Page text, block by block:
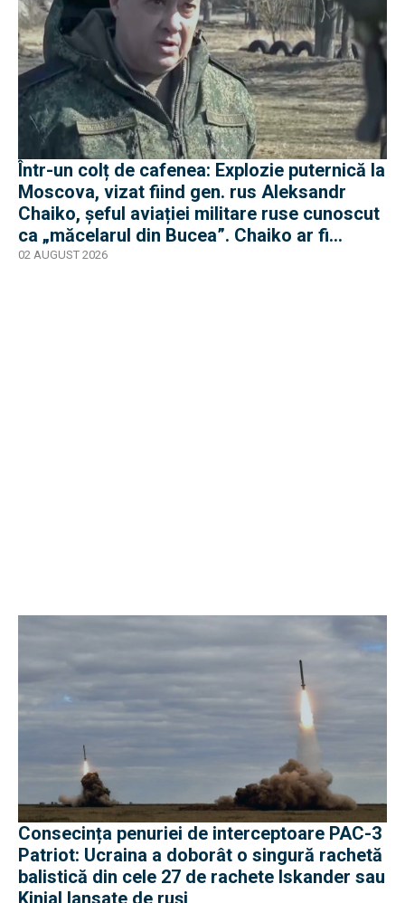
Într-un colț de cafenea: Explozie puternică la
Moscova, vizat fiind gen. rus Aleksandr
Chaiko, șeful aviației militare ruse cunoscut
ca „măcelarul din Bucea”. Chaiko ar fi
supraviețuit
02 AUGUST 2026
Consecința penuriei de interceptoare PAC-3
Patriot: Ucraina a doborât o singură rachetă
balistică din cele 27 de rachete Iskander sau
Kinjal lansate de ruși